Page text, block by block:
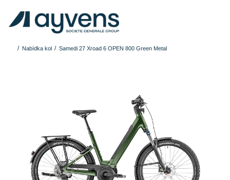
Nabídka kol Samedi 27 Xroad 6 OPEN 800 Green Metal